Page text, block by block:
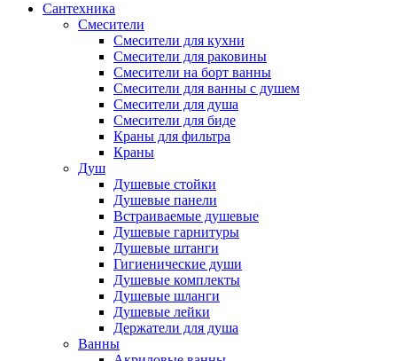
Сантехника
Смесители
Смесители для кухни
Смесители для раковины
Смесители на борт ванны
Смесители для ванны с душем
Смесители для душа
Смесители для биде
Краны для фильтра
Краны
Душ
Душевые стойки
Душевые панели
Встраиваемые душевые
Душевые гарнитуры
Душевые штанги
Гигиенические души
Душевые комплекты
Душевые шланги
Душевые лейки
Держатели для душа
Ванны